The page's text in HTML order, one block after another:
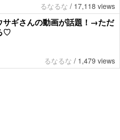
るなるな / 17,118 views
サギさんの動画が話題！→ただ
♡
るなるな / 1,479 views